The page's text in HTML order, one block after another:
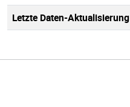
Letzte Daten-Aktualisierung